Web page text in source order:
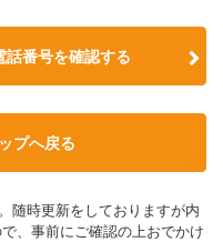
番号を確認する
プへ戻る
随時更新をしておりますが内
、事前にご確認の上おでかけ